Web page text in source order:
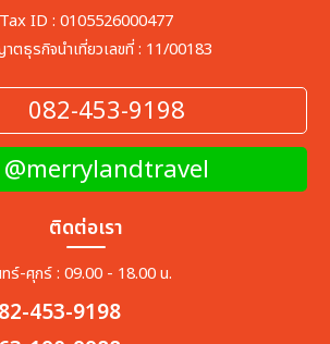
Tax ID : 0105526000477
ตธุรกิจนำเที่ยวเลขที่ : 11/00183
082-453-9198
@merrylandtravel
ติดต่อเรา
ร์-ศุกร์ : 09.00 - 18.00 น.
453-9198